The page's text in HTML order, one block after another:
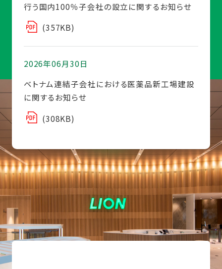
行う国内100％子会社の設立に関するお知らせ
(357KB)
2026年06月30日
ベトナム連結子会社における医薬品新工場建設
に関するお知らせ
(308KB)